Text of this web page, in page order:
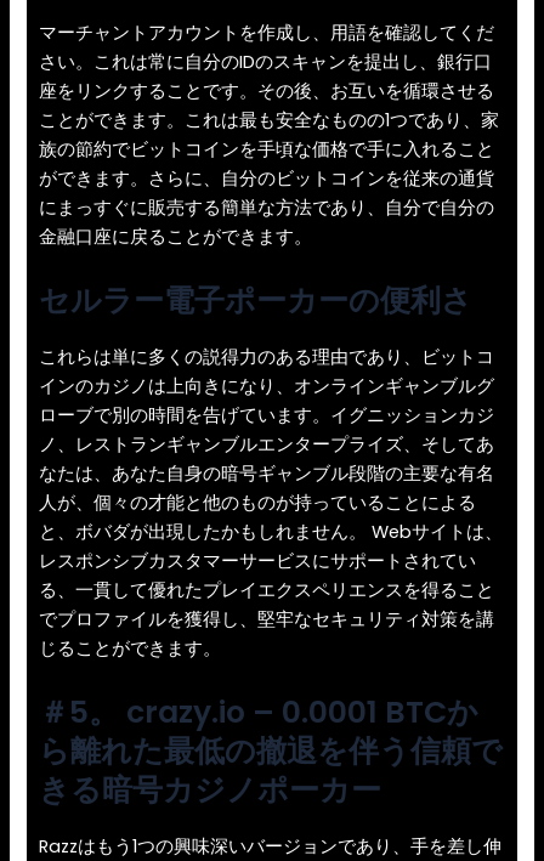
マーチャントアカウントを作成し、用語を確認してくだ
さい。これは常に自分のIDのスキャンを提出し、銀行口
座をリンクすることです。その後、お互いを循環させる
ことができます。これは最も安全なものの1つであり、家
族の節約でビットコインを手頃な価格で手に入れること
ができます。さらに、自分のビットコインを従来の通貨
にまっすぐに販売する簡単な方法であり、自分で自分の
金融口座に戻ることができます。
セルラー電子ポーカーの便利さ
これらは単に多くの説得力のある理由であり、ビットコ
インのカジノは上向きになり、オンラインギャンブルグ
ローブで別の時間を告げています。イグニッションカジ
ノ、レストランギャンブルエンタープライズ、そしてあ
なたは、あなた自身の暗号ギャンブル段階の主要な有名
人が、個々の才能と他のものが持っていることによる
と、ボバダが出現したかもしれません。 Webサイトは、
レスポンシブカスタマーサービスにサポートされてい
る、一貫して優れたプレイエクスペリエンスを得ること
でプロファイルを獲得し、堅牢なセキュリティ対策を講
じることができます。
＃5。 crazy.io – 0.0001 BTCか
ら離れた最低の撤退を伴う信頼で
きる暗号カジノポーカー
Razzはもう1つの興味深いバージョンであり、手を差し伸